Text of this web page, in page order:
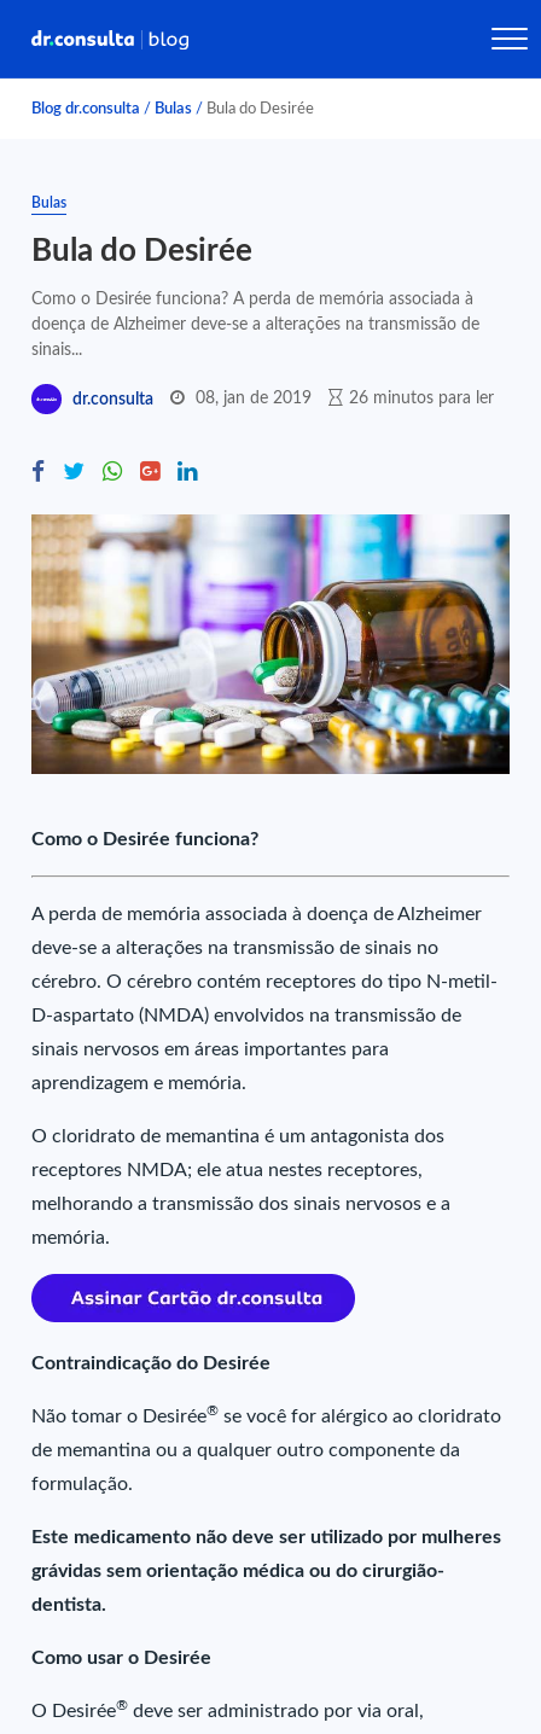
Blog dr.consulta / Bulas / Bula do Desirée
Bulas
Bula do Desirée
Como o Desirée funciona? A perda de memória associada à
doença de Alzheimer deve-se a alterações na transmissão de
sinais...
dr.consulta 08, jan de 2019 26 minutos para ler
Como o Desirée funciona?
A perda de memória associada à doença de Alzheimer
deve-se a alterações na transmissão de sinais no
cérebro. O cérebro contém receptores do tipo N-metil-
D-aspartato (NMDA) envolvidos na transmissão de
sinais nervosos em áreas importantes para
aprendizagem e memória.
O cloridrato de memantina é um antagonista dos
receptores NMDA; ele atua nestes receptores,
melhorando a transmissão dos sinais nervosos e a
memória.
Contraindicação do Desirée
Não tomar o Desirée® se você for alérgico ao cloridrato
de memantina ou a qualquer outro componente da
formulação.
Este medicamento não deve ser utilizado por mulheres
grávidas sem orientação médica ou do cirurgião-
dentista.
Como usar o Desirée
O Desirée® deve ser administrado por via oral,